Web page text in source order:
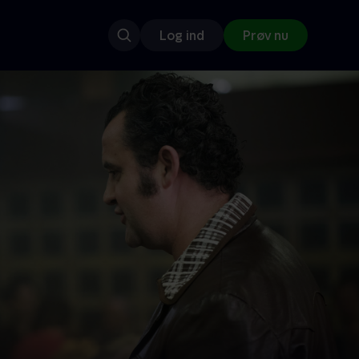
Log ind Prøv nu